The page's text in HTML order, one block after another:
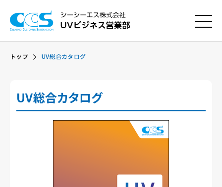
トップ UV総合カタログ
UV総合カタログ